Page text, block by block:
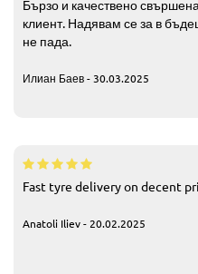
Бързо и качествено
клиент. Надявам се за в
не пада.
Илиан Баев - 30.03.2025
Fast tyre delivery on decent
Anatoli Iliev - 20.02.2025